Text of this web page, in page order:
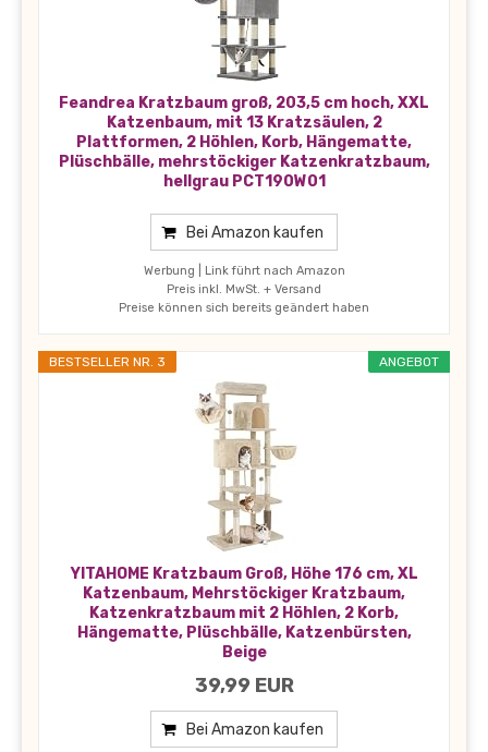
Feandrea Kratzbaum groß, 203,5 cm hoch, XXL
Katzenbaum, mit 13 Kratzsäulen, 2
Plattformen, 2 Höhlen, Korb, Hängematte,
Plüschbälle, mehrstöckiger Katzenkratzbaum,
hellgrau PCT190W01
Bei Amazon kaufen
Werbung | Link führt nach Amazon
Preis inkl. MwSt. + Versand
Preise können sich bereits geändert haben
ANGEBOT
BESTSELLER NR. 3
YITAHOME Kratzbaum Groß, Höhe 176 cm, XL
Katzenbaum, Mehrstöckiger Kratzbaum,
Katzenkratzbaum mit 2 Höhlen, 2 Korb,
Hängematte, Plüschbälle, Katzenbürsten,
Beige
39,99 EUR
Bei Amazon kaufen